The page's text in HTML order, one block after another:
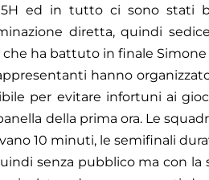
5H ed in tutto ci sono stati
diretta, quindi
ha battuto in finale
hanno
per evitare infortuni ai
della prima ora. Le
10 minuti, le semifinali
senza pubblico ma con